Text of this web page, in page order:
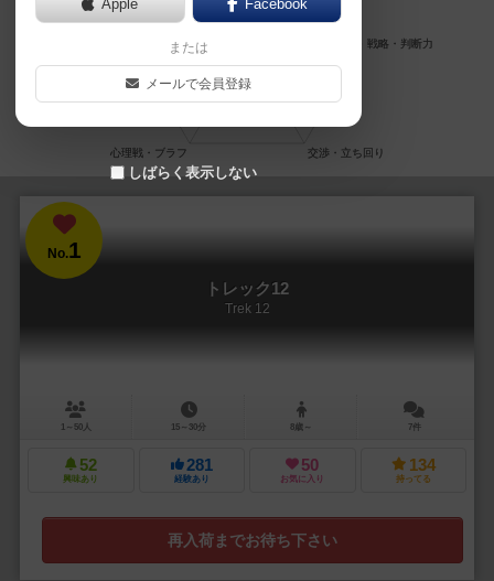
No.1
トレック12
Trek 12
1～50人 15～30分 8歳～ 7件
52
興味あり
281
経験あり
50
お気に入り
134
持ってる
再入荷までお待ち下さい
Apple Facebook
または
メールで会員登録
しばらく表示しない